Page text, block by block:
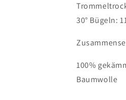
30° Bügeln:
100%
Baumwolle